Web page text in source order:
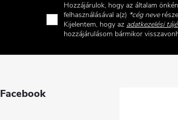
Hozzájárulok, hogy az általam
felhasználásával a(z) *cég neve
Kijelentem, hogy az adatkezelési
hozzájárulásom bármikor
Facebook